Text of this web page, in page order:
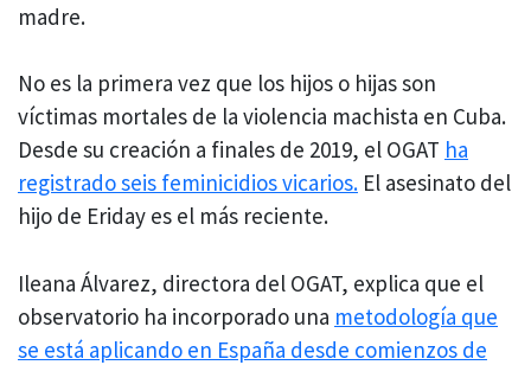
madre.
No es la primera vez que los hijos o hijas son
víctimas mortales de la violencia machista en Cuba.
Desde su creación a finales de 2019, el OGAT ha
registrado seis feminicidios vicarios. El asesinato del
hijo de Eriday es el más reciente.
Ileana Álvarez, directora del OGAT, explica que el
observatorio ha incorporado una metodología que
se está aplicando en España desde comienzos de